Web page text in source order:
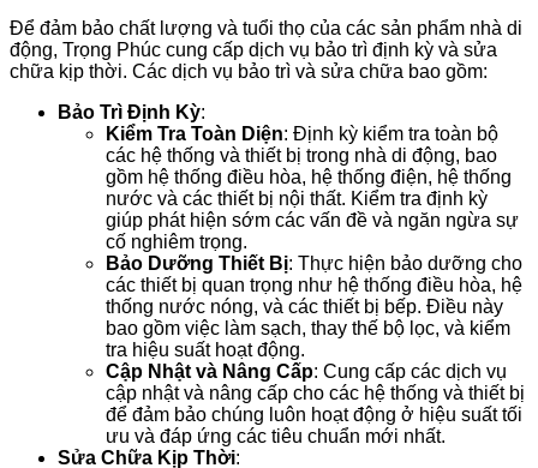
Để đảm bảo chất lượng và tuổi thọ của các sản phẩm nhà di
động, Trọng Phúc cung cấp dịch vụ bảo trì định kỳ và sửa
chữa kịp thời. Các dịch vụ bảo trì và sửa chữa bao gồm:
Bảo Trì Định Kỳ:
Kiểm Tra Toàn Diện: Định kỳ kiểm tra toàn bộ
các hệ thống và thiết bị trong nhà di động, bao
gồm hệ thống điều hòa, hệ thống điện, hệ thống
nước và các thiết bị nội thất. Kiểm tra định kỳ
giúp phát hiện sớm các vấn đề và ngăn ngừa sự
cố nghiêm trọng.
Bảo Dưỡng Thiết Bị: Thực hiện bảo dưỡng cho
các thiết bị quan trọng như hệ thống điều hòa, hệ
thống nước nóng, và các thiết bị bếp. Điều này
bao gồm việc làm sạch, thay thế bộ lọc, và kiểm
tra hiệu suất hoạt động.
Cập Nhật và Nâng Cấp: Cung cấp các dịch vụ
cập nhật và nâng cấp cho các hệ thống và thiết bị
để đảm bảo chúng luôn hoạt động ở hiệu suất tối
ưu và đáp ứng các tiêu chuẩn mới nhất.
Sửa Chữa Kịp Thời: